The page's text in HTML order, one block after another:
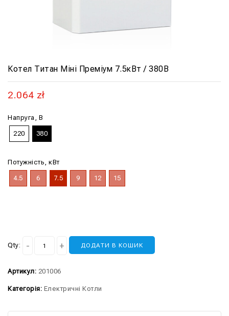
Котел Титан Міні Преміум 7.5кВт / 380В
2.064 zł
Напруга, В
220 380
Потужність, кВт
4.5 6 7.5 9 12 15
Qty: ДОДАТИ В КОШИК
Артикул: 201006
Категорія: Електричні Котли